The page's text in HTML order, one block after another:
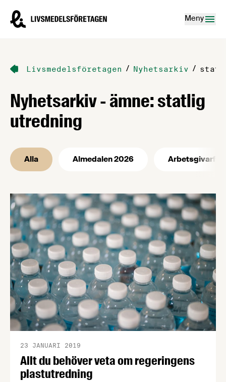
Livsmedelsföretagen – till startsidan
Meny
Livsmedelsföretagen / Nyhetsarkiv /
Nyhetsarkiv - ämne: statlig
utredning
Alla Almedalen 2026
Allt du behöver veta om regeringens
plastutredning
23 JANUARI 2019